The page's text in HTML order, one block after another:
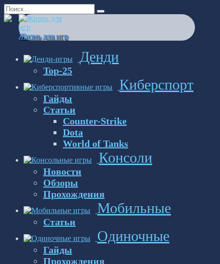
Перейти
к
содержанию
Search
for:
Жизнь для игр
Денди
Top-25
Киберспорт
Гайды
Статьи
Counter-Strike
Dota
World of Tanks
Консоли
Новости
Обзоры
Прохождения
Мобильные
Статьи
Одиночные
Гайды
Прохождения